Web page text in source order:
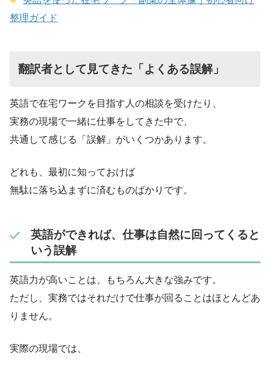
整理ガイド
翻訳者として見てきた「よくある誤解」
英語で在宅ワークを目指す人の相談を受けたり、
実務の現場で一緒に仕事をしてきた中で、
共通して感じる「誤解」がいくつかあります。
どれも、最初に知っておけば
無駄に落ち込まずに済むものばかりです。
英語ができれば、仕事は自然に回ってくると
いう誤解
英語力が高いことは、もちろん大きな強みです。
ただし、実務ではそれだけで仕事が回ることはほとんどあ
りません。
実際の現場では、